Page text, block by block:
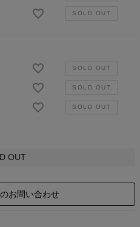
OUT
お問い合わせ